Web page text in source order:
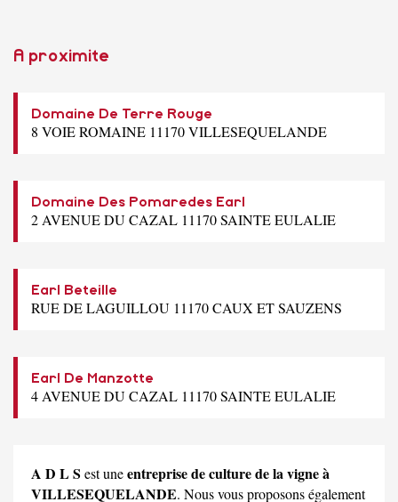
A proximite
Domaine De Terre Rouge
8 VOIE ROMAINE 11170 VILLESEQUELANDE
Domaine Des Pomaredes Earl
2 AVENUE DU CAZAL 11170 SAINTE EULALIE
Earl Beteille
RUE DE LAGUILLOU 11170 CAUX ET SAUZENS
Earl De Manzotte
4 AVENUE DU CAZAL 11170 SAINTE EULALIE
A D L S est uneentreprise de culture de la vigne à
VILLESEQUELANDE. Nous vous proposons également